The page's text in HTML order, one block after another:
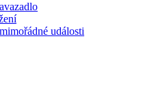
události